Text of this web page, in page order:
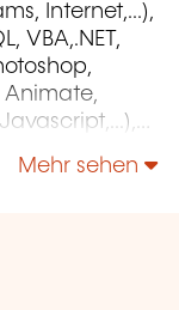
Internet,...),
VBA,.NET,
Animate,
Mehr sehen